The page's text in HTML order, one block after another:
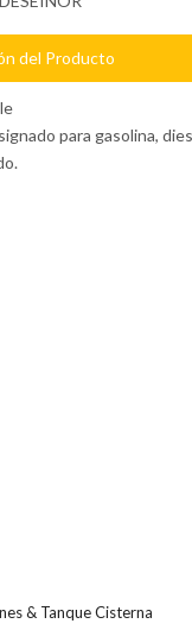
del Producto
para gasolina,
& Tanque Cisterna